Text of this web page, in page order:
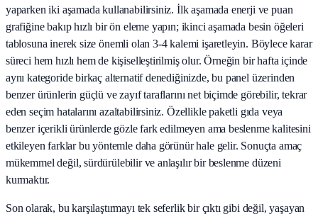
yaparken iki aşamada kullanabilirsiniz. İlk aşamada enerji ve puan
grafiğine bakıp hızlı bir ön eleme yapın; ikinci aşamada besin öğeleri
tablosuna inerek size önemli olan 3-4 kalemi işaretleyin. Böylece karar
süreci hem hızlı hem de kişiselleştirilmiş olur. Örneğin bir hafta içinde
aynı kategoride birkaç alternatif denediğinizde, bu panel üzerinden
benzer ürünlerin güçlü ve zayıf taraflarını net biçimde görebilir, tekrar
eden seçim hatalarını azaltabilirsiniz. Özellikle paketli gıda veya
benzer içerikli ürünlerde gözle fark edilmeyen ama beslenme kalitesini
etkileyen farklar bu yöntemle daha görünür hale gelir. Sonuçta amaç
mükemmel değil, sürdürülebilir ve anlaşılır bir beslenme düzeni
kurmaktır.
Son olarak, bu karşılaştırmayı tek seferlik bir çıktı gibi değil, yaşayan